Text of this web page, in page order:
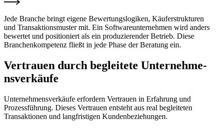
Jede Branche bringt eigene Bewertungslogiken, Käuferstrukturen
und Transaktionsmuster mit. Ein Softwareunternehmen wird anders
bewertet und positioniert als ein produzierender Betrieb. Diese
Branchenkompetenz fließt in jede Phase der Beratung ein.
Vertrauen durch begleitete Unternehme­
nsverkäufe
Unternehmensverkäufe erfordern Vertrauen in Erfahrung und
Prozessführung. Dieses Vertrauen entsteht aus real begleiteten
Transaktionen und langfristigen Kundenbeziehungen.